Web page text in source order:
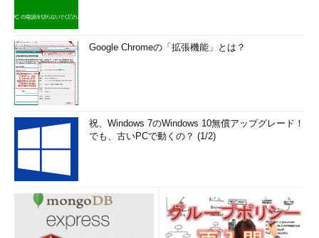
図3 syslogによる障害監視
syslogはUNIX BSDで実装されたログ機能です（参考文献：
RFC3164 syslog Protocol
ローカルのログファイルやネットワークを隔てた別のsyslogサー
バへ記録します。昨今の企業向けネットワーク機器には、重要な
障害情報をsyslogサーバへ転送できるように設計されているもの
syslogを用いた一般的な監視方法は、ネットワーク機器から
syslogサーバ上に出力されたログファイルを定期的にパターンマ
ッチングして、重要なログイベントだけを管理者へ通知するとい
Google Chromeの「拡張機能」とは？
祝、Windows 7のWindows 10無償アップグレード！
でも、古いPCで動くの？ (1/2)